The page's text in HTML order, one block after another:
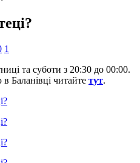
1
та суботи з 20:30 до 00:00.
Баланівці читайте тут.